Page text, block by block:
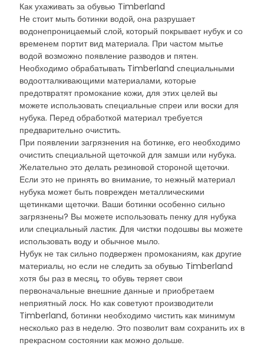
Как ухаживать за обувью Timberland
Не стоит мыть ботинки водой, она разрушает
водонепроницаемый слой, который покрывает нубук и со
временем портит вид материала. При частом мытье
водой возможно появление разводов и пятен.
Необходимо обрабатывать Timberland специальными
водоотталкивающими материалами, которые
предотвратят промокание кожи, для этих целей вы
можете использовать специальные спреи или воски для
нубука. Перед обработкой материал требуется
предварительно очистить.
При появлении загрязнения на ботинке, его необходимо
очистить специальной щеточкой для замши или нубука.
Желательно это делать резиновой стороной щеточки.
Если это не принять во внимание, то нежный материал
нубука может быть поврежден металлическими
щетинками щеточки. Ваши ботинки особенно сильно
загрязнены? Вы можете использовать пенку для нубука
или специальный ластик. Для чистки подошвы вы можете
использовать воду и обычное мыло.
Нубук не так сильно подвержен промоканиям, как другие
материалы, но если не следить за обувью Timberland
хотя бы раз в месяц, то обувь теряет свои
первоначальные внешние данные и приобретаем
неприятный лоск. Но как советуют производители
Timberland, ботинки необходимо чистить как минимум
несколько раз в неделю. Это позволит вам сохранить их в
прекрасном состоянии как можно дольше.